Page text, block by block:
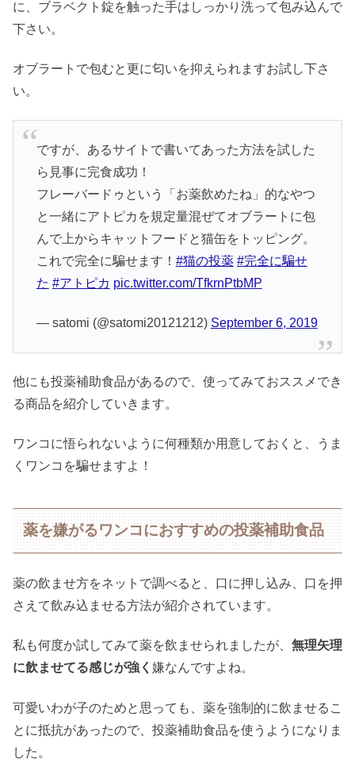
に、ブラベクト錠を触った手はしっかり洗って包み込んで
下さい。
オブラートで包むと更に匂いを抑えられますお試し下さ
い。
ですが、あるサイトで書いてあった方法を試した
ら見事に完食成功！
フレーバードゥという「お薬飲めたね」的なやつ
と一緒にアトピカを規定量混ぜてオブラートに包
んで上からキャットフードと猫缶をトッピング。
これで完全に騙せます！ #猫の投薬 #完全に騙せ
た #アトピカ pic.twitter.com/TfkrnPtbMP
— satomi (@satomi20121212) September 6, 2019
他にも投薬補助食品があるので、使ってみておススメでき
る商品を紹介していきます。
ワンコに悟られないように何種類か用意しておくと、うま
くワンコを騙せますよ！
薬を嫌がるワンコにおすすめの投薬補助食品
薬の飲ませ方をネットで調べると、口に押し込み、口を押
さえて飲み込ませる方法が紹介されています。
私も何度か試してみて薬を飲ませられましたが、 無理矢理
に飲ませてる感じが強く 嫌なんですよね。
可愛いわが子のためと思っても、薬を強制的に飲ませるこ
とに抵抗があったので、投薬補助食品を使うようになりま
した。